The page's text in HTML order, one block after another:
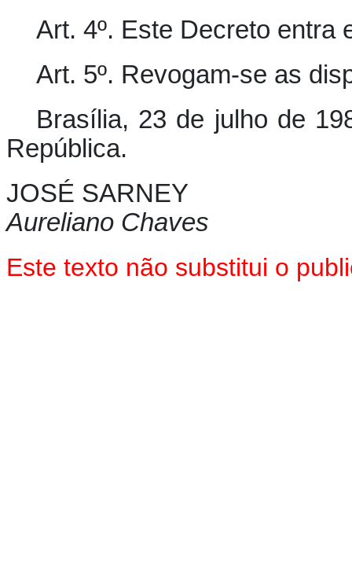
Art. 4º. Este Decreto entra
Art. 5º. Revogam-se as
Brasília, 23 de julho de
República.
JOSÉ SARNEY
Aureliano Chaves
Este texto não substitui o